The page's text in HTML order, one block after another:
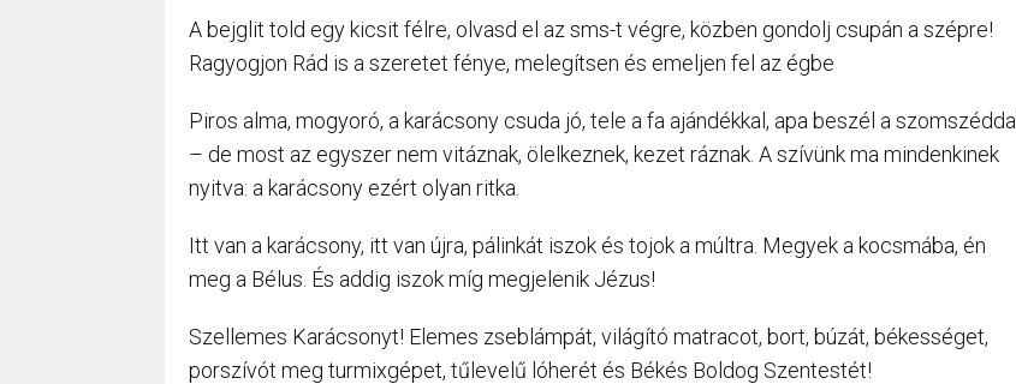
A bejglit told egy kicsit félre, olvasd el az sms-t végre, közben gondolj csupán a szépre!
Ragyogjon Rád is a szeretet fénye, melegítsen és emeljen fel az égbe
Piros alma, mogyoró, a karácsony csuda jó, tele a fa ajándékkal, apa beszél a szomszéddal
– de most az egyszer nem vitáznak, ölelkeznek, kezet ráznak. A szívünk ma mindenkinek
nyitva: a karácsony ezért olyan ritka.
Itt van a karácsony, itt van újra, pálinkát iszok és tojok a múltra. Megyek a kocsmába, én
meg a Bélus. És addig iszok míg megjelenik Jézus!
Szellemes Karácsonyt! Elemes zseblámpát, világító matracot, bort, búzát, békességet,
porszívót meg turmixgépet, tűlevelű lóherét és Békés Boldog Szentestét!